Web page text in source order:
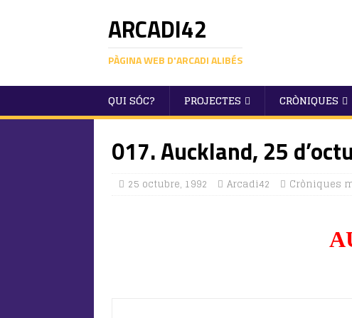
ARCADI42
PÀGINA WEB D'ARCADI ALIBÉS
QUI SÓC? PROJECTES CRÒNIQUES
017. Auckland, 25
25 octubre, 1992 Arcadi42 Cròniques